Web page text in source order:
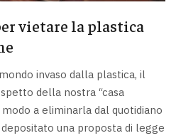
vietare la plastica
invaso dalla plastica, il
della nostra “casa
a eliminarla dal quotidiano
una proposta di legge